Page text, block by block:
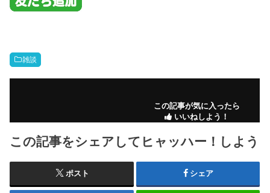
雑談
この記事が気に入ったら
いいねしよう！
この記事をシェアしてヒャッハー！しよう
ポスト シェア